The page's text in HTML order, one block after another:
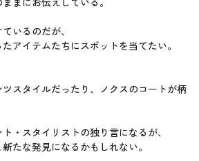
いるのだが、
アイテムたちにスポットを当てたい。
スタイルだったり、ノクスのコートが柄
・スタイリストの独り言になるが、
たな発見になるかもしれない。